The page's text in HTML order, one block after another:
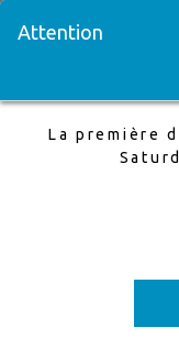
Winnipeg à Vancouver
24 Aug,2025 à 30
Tous les prix sont
Attention
La première